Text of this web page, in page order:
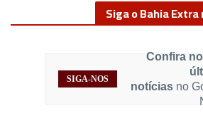
Siga o Bahia
Confira
notíciasno
SIGA-NOS